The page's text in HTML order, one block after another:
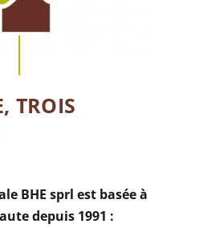
TROIS
BHE sprl est basée à
depuis 1991 :